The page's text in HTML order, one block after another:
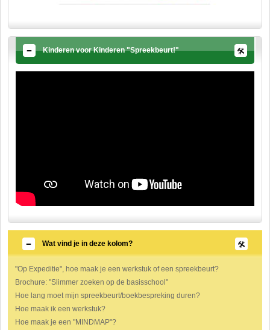
Kinderen voor Kinderen "Spreekbeurt!"
Wat vind je in deze kolom?
"Op Expeditie", hoe maak je een werkstuk of een spreekbeurt?
Brochure: "Slimmer zoeken op de basisschool"
Hoe lang moet mijn spreekbeurt/boekbespreking duren?
Hoe maak ik een werkstuk?
Hoe maak je een "MINDMAP"?